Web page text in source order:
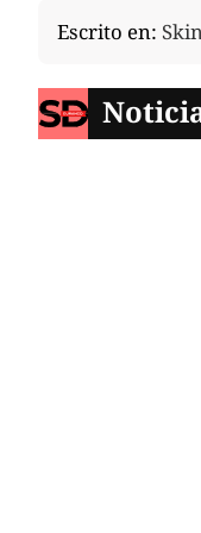
Escrito en: